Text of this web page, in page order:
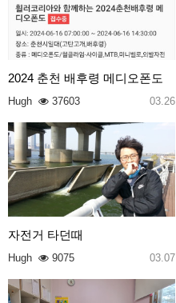
2024 춘천 배후령 메디오폰도
Hugh 37603 03.26
자전거 타던때
Hugh 9075 03.07